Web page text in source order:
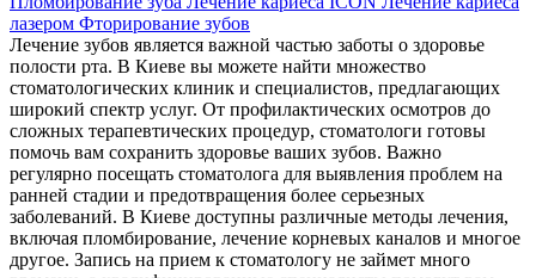
лазером Фторирование зубов
Лечение зубов является важной частью заботы о здоровье
полости рта. В Киеве вы можете найти множество
стоматологических клиник и специалистов, предлагающих
широкий спектр услуг. От профилактических осмотров до
сложных терапевтических процедур, стоматологи готовы
помочь вам сохранить здоровье ваших зубов. Важно
регулярно посещать стоматолога для выявления проблем на
ранней стадии и предотвращения более серьезных
заболеваний. В Киеве доступны различные методы лечения,
включая пломбирование, лечение корневых каналов и многое
другое. Запись на прием к стоматологу не займет много